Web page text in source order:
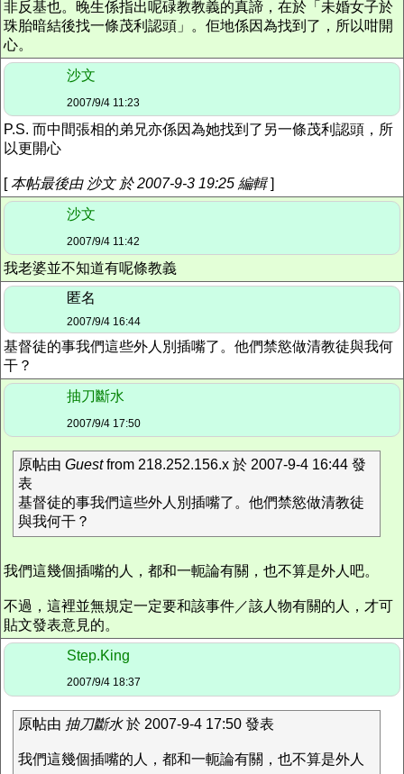
非反基也。晚生係指出呢碌教教義的真諦，在於「未婚女子於
珠胎暗結後找一條茂利認頭」。佢地係因為找到了，所以咁開
心。
沙文
2007/9/4 11:23
P.S. 而中間張相的弟兄亦係因為她找到了另一條茂利認頭，所
以更開心
[本帖最後由 沙文 於 2007-9-3 19:25 編輯]
沙文
2007/9/4 11:42
我老婆並不知道有呢條教義
匿名
2007/9/4 16:44
基督徒的事我們這些外人別插嘴了。他們禁慾做清教徒與我何
干？
抽刀斷水
2007/9/4 17:50
原帖由 Guestfrom 218.252.156.x 於 2007-9-4 16:44 發
表
基督徒的事我們這些外人別插嘴了。他們禁慾做清教徒
與我何干？
我們這幾個插嘴的人，都和一軛論有關，也不算是外人吧。
不過，這裡並無規定一定要和該事件／該人物有關的人，才可
貼文發表意見的。
Step.King
2007/9/4 18:37
原帖由 抽刀斷水於 2007-9-4 17:50 發表
我們這幾個插嘴的人，都和一軛論有關，也不算是外人